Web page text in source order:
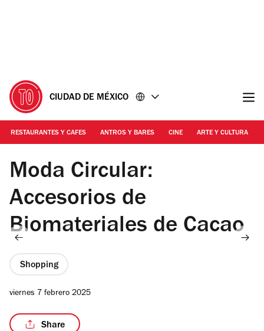
CIUDAD DE MÉXICO
RESTAURANTES Y CAFES ANTROS Y BARES CINE ARTE Y CULTURA
Foto: Mattza Tobón
Moda Circular:
Accesorios de
Biomateriales de Cacao
Shopping
viernes 7 febrero 2025
Share